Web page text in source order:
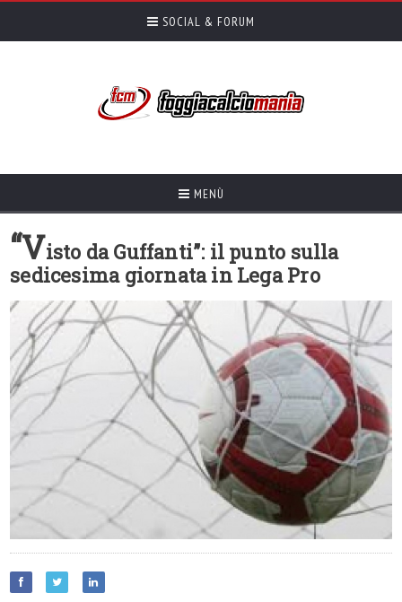
SOCIAL & FORUM
MENÙ
“Visto da Guffanti”: il punto sulla
sedicesima giornata in Lega Pro